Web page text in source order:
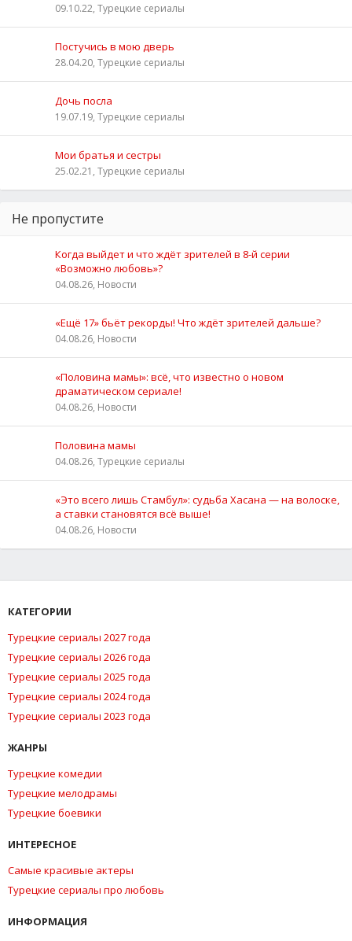
09.10.22, Турецкие сериалы
Постучись в мою дверь
28.04.20, Турецкие сериалы
Дочь посла
19.07.19, Турецкие сериалы
Мои братья и сестры
25.02.21, Турецкие сериалы
Не пропустите
Когда выйдет и что ждёт зрителей в 8-й серии
«Возможно любовь»?
04.08.26, Новости
«Ещё 17» бьёт рекорды! Что ждёт зрителей дальше?
04.08.26, Новости
«Половина мамы»: всё, что известно о новом
драматическом сериале!
04.08.26, Новости
Половина мамы
04.08.26, Турецкие сериалы
«Это всего лишь Стамбул»: судьба Хасана — на волоске,
а ставки становятся всё выше!
04.08.26, Новости
КАТЕГОРИИ
Турецкие сериалы 2027 года
Турецкие сериалы 2026 года
Турецкие сериалы 2025 года
Турецкие сериалы 2024 года
Турецкие сериалы 2023 года
ЖАНРЫ
Турецкие комедии
Турецкие мелодрамы
Турецкие боевики
ИНТЕРЕСНОЕ
Самые красивые актеры
Турецкие сериалы про любовь
ИНФОРМАЦИЯ